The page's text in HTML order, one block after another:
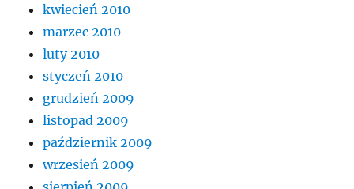
kwiecień 2010
marzec 2010
luty 2010
styczeń 2010
grudzień 2009
listopad 2009
październik 2009
wrzesień 2009